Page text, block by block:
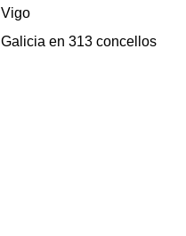
Vigo
Galicia en 313 concellos